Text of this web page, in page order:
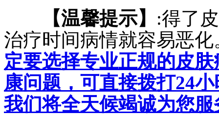
【温馨提示】 :得了
治疗时间病情就容易恶化
定要选择专业正规的皮
康问题，可直接拨打24
我们将全天候竭诚为您服